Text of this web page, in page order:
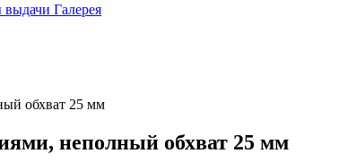
Галерея
обхват 25 мм
неполный обхват 25 мм